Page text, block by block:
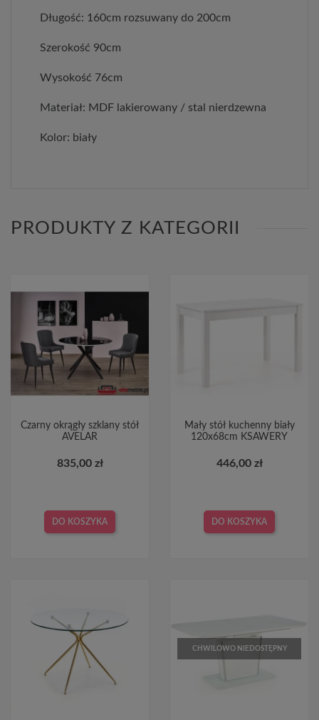
Długość: 160cm rozsuwany do 200cm
Szerokość 90cm
Wysokość 76cm
Materiał: MDF lakierowany / stal nierdzewna
Kolor: biały
PRODUKTY Z KATEGORII
Czarny okrągły szklany stół
AVELAR
835,00 zł
DO KOSZYKA
Mały stół kuchenny biały
120x68cm KSAWERY
446,00 zł
DO KOSZYKA
CHWILOWO NIEDOSTĘPNY